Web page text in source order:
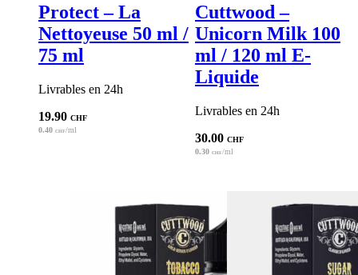
Protect – La
Nettoyeuse 50 ml /
75 ml
Livrables en 24h
19.90 CHF
0.40 CHF/ml
Cuttwood –
Unicorn Milk 100
ml / 120 ml E-
Liquide
Livrables en 24h
30.00 CHF
0.30 CHF/ml